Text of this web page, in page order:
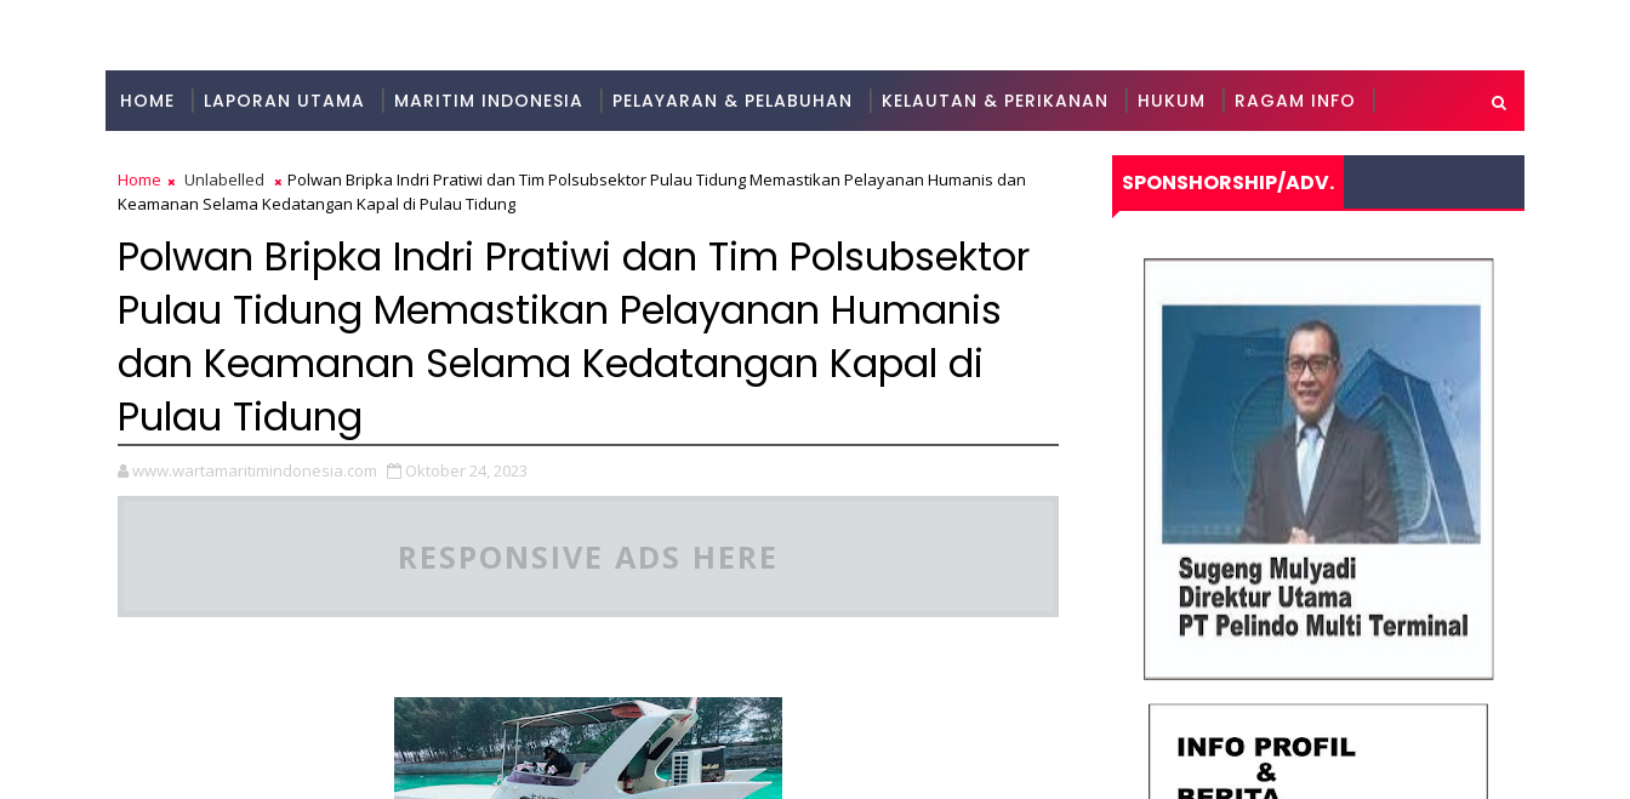
HOME LAPORAN UTAMA MARITIM INDONESIA PELAYARAN & PELABUHAN KELAUTAN & PERIKANAN HUKUM RAGAM INFO
Home Unlabelled
Polwan Bripka Indri Pratiwi dan Tim Polsubsektor Pulau Tidung Memastikan Pelayanan Humanis dan
Keamanan Selama Kedatangan Kapal di Pulau Tidung
Polwan Bripka Indri Pratiwi dan Tim Polsubsektor
Pulau Tidung Memastikan Pelayanan Humanis
dan Keamanan Selama Kedatangan Kapal di
Pulau Tidung
www.wartamaritimindonesia.com Oktober 24, 2023
RESPONSIVE ADS HERE
SPONSHORSHIP/ADV.